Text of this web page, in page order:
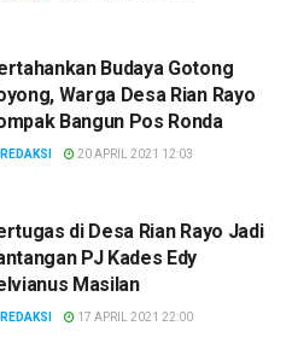
Budaya Gotong
Warga Desa Rian Rayo
Bangun Pos Ronda
REDAKSI 20 APRIL 2021 12:03
di Desa Rian Rayo Jadi
PJ Kades Edy
Masilan
REDAKSI 17 APRIL 2021 22:00